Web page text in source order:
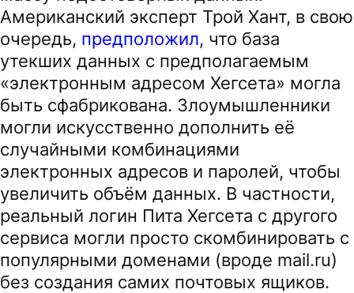
Американский эксперт Трой Хант, в свою
очередь, предположил, что база
утекших данных с предполагаемым
«электронным адресом Хегсета» могла
быть сфабрикована. Злоумышленники
могли искусственно дополнить её
случайными комбинациями
электронных адресов и паролей, чтобы
увеличить объём данных. В частности,
реальный логин Пита Хегсета с другого
сервиса могли просто скомбинировать с
популярными доменами (вроде mail.ru)
без создания самих почтовых ящиков.